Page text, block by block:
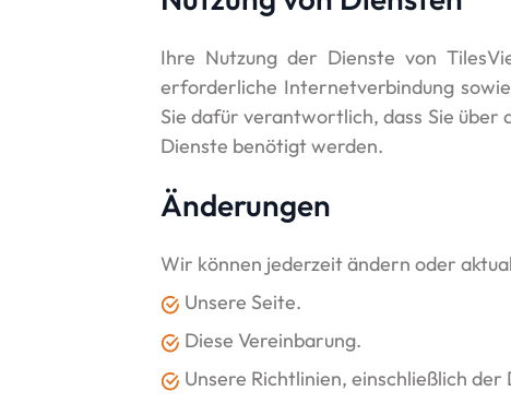
Ihre Nutzung der Dienste von
erforderliche Internetverbindung
Sie dafür verantwortlich, dass Sie
Dienste benötigt werden.
Änderungen
Wir können jederzeit ändern oder
Unsere Seite.
Diese Vereinbarung.
Unsere Richtlinien, einschließlich